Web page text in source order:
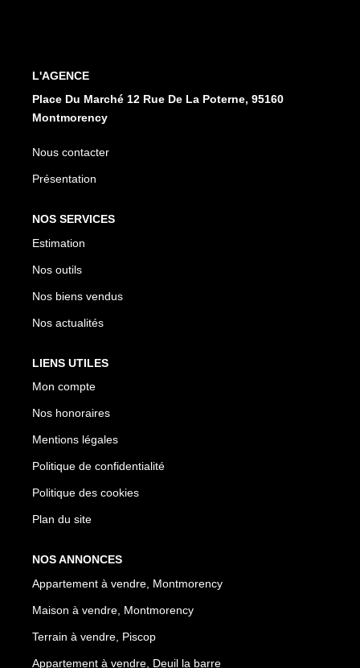
L'AGENCE
Place Du Marché 12 Rue De La Poterne, 95160
Montmorency
Nous contacter
Présentation
NOS SERVICES
Estimation
Nos outils
Nos biens vendus
Nos actualités
LIENS UTILES
Mon compte
Nos honoraires
Mentions légales
Politique de confidentialité
Politique des cookies
Plan du site
NOS ANNONCES
Appartement à vendre, Montmorency
Maison à vendre, Montmorency
Terrain à vendre, Piscop
Appartement à vendre, Deuil la barre